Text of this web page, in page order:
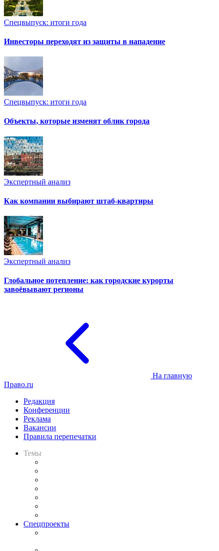
Спецвыпуск: итоги года
Инвесторы переходят из защиты в нападение
Спецвыпуск: итоги года
Объекты, которые изменят облик города
Экспертный анализ
Как компании выбирают штаб-квартиры
Экспертный анализ
Глобальное потепление: как городские курорты
завоёвывают регионы
На главную
Право.ru
Редакция
Конференции
Реклама
Вакансии
Правила перепечатки
Темы
Спецпроекты